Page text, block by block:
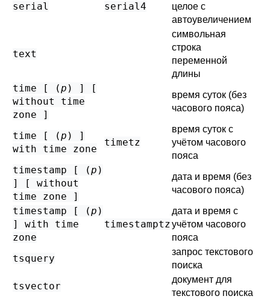
serial serial4
целое с
автоувеличением
text
символьная
строка
переменной
длины
time [ (p ) ] [
without time
zone ]
время суток (без
часового пояса)
time [ (p ) ]
with time zone
timetz
время суток с
учётом часового
пояса
timestamp [ (p )
] [ without
time zone ]
дата и время (без
часового пояса)
timestamp [ (p )
] with time
zone
timestamptz
дата и время с
учётом часового
пояса
tsquery
запрос текстового
поиска
tsvector
документ для
текстового поиска